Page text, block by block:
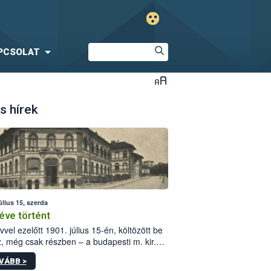
hírek
15, szerda
történt
ezelőtt 1901. július 15-én, költözött be
még csak részben – a budapesti m. kir.
állomás a Kis Rókus utca
alatti, Czigler Győző által tervezett új
>